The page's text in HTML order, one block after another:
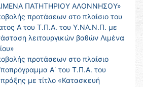
ΠΑΤΗΤΗΡΙΟΥ ΑΛΟΝΝΗΣΟΥ»
προτάσεων στο πλαίσιο του
Α του Τ.Π.Α. του Υ.ΝΑ.Ν.Π. με
λειτουργικών βαθών Λιμένα
προτάσεων στο πλαίσιο
Α΄ του Τ.Π.Α. του
με τίτλο «Κατασκευή